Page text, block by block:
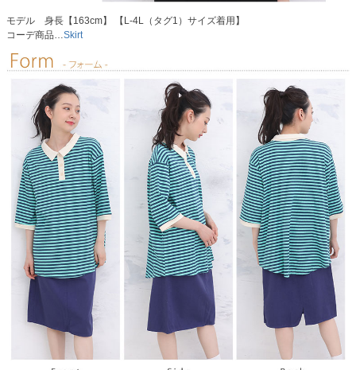
モデル 身長【163cm】 【L-4L（タグ1）サイズ着用】
コーデ商品…Skirt